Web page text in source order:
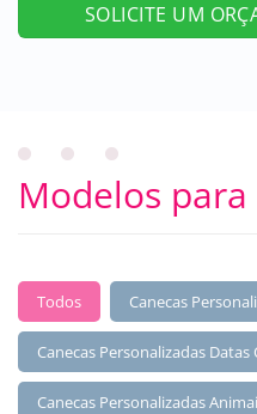
SOLICITE UM
Modelos
BUTTONS SELECT
Todos Canecas
Canecas Personalizadas
Canecas Personalizadas